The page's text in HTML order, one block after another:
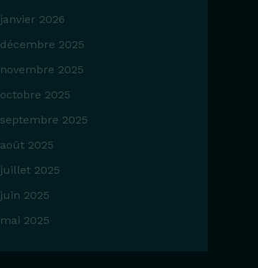
janvier 2026
décembre 2025
novembre 2025
octobre 2025
septembre 2025
août 2025
juillet 2025
juin 2025
mai 2025